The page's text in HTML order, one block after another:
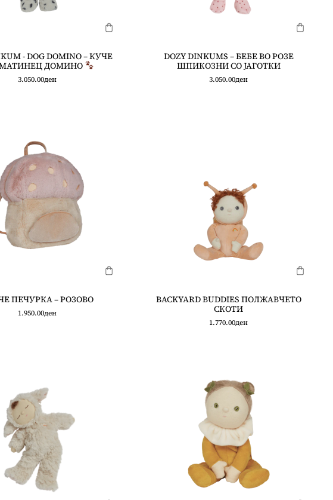
- DOG DOMINO – КУЧЕ
ДОМИНО
3.050.00ден
DOZY DINKUMS – БЕБЕ ВО РОЗЕ
ШПИКОЗНИ СО ЈАГОТКИ
3.050.00ден
ПЕЧУРКА – РОЗОВО
1.950.00ден
BACKYARD BUDDIES ПОЛЖАВЧЕТО
СКОТИ
1.770.00ден